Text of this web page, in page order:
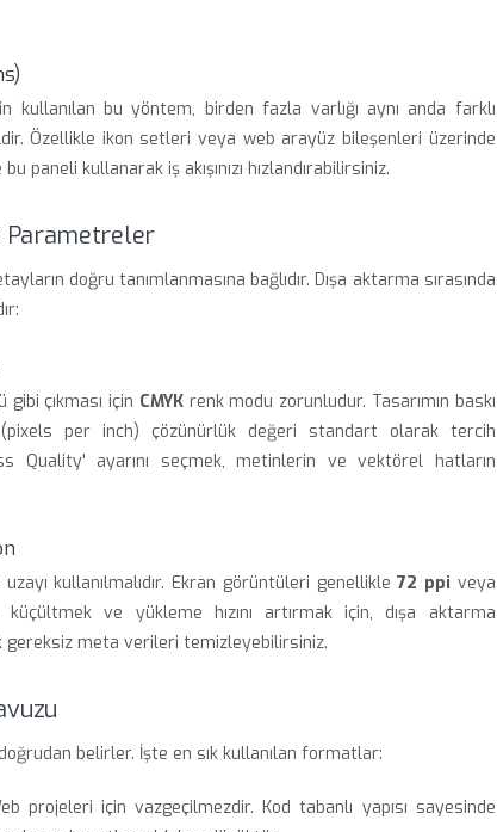
bu yöntem, birden fazla varlığı aynı anda farklı
Özellikle ikon setleri veya web arayüz bileşenleri üzerinde
paneli kullanarak iş akışınızı hızlandırabilirsiniz.
Parametreler
doğru tanımlanmasına bağlıdır. Dışa aktarma sırasında
çıkması için CMYKrenk modu zorunludur. Tasarımın baskı
(pixels per inch) çözünürlük değeri standart olarak tercih
Quality' ayarını seçmek, metinlerin ve vektörel hatların
kullanılmalıdır. Ekran görüntüleri genellikle72 ppi veya
ve yükleme hızını artırmak için, dışa aktarma
gereksiz meta verileri temizleyebilirsiniz.
belirler. İşte en sık kullanılan formatlar:
projeleri için vazgeçilmezdir. Kod tabanlı yapısı sayesinde